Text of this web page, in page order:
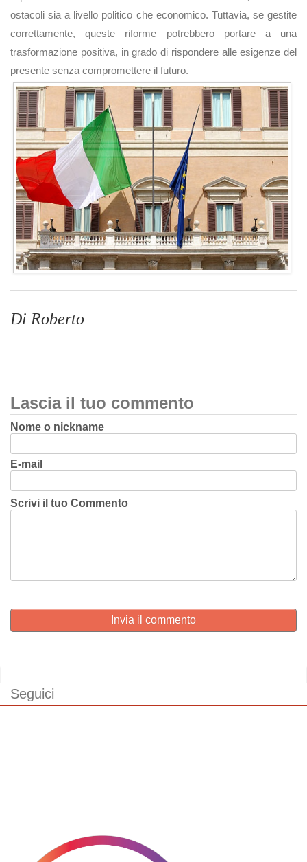
ostacoli sia a livello politico che economico. Tuttavia, se gestite
correttamente, queste riforme potrebbero portare a una
trasformazione positiva, in grado di rispondere alle esigenze del
presente senza compromettere il futuro​.
Di Roberto
Lascia il tuo commento
Nome o nickname
E-mail
Scrivi il tuo Commento
Invia il commento
Seguici